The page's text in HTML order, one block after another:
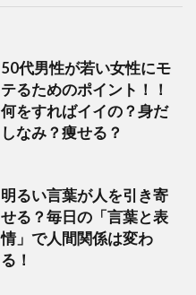
50代男性が若い女性にモ
テるためのポイント！！
何をすればイイの？身だ
しなみ？痩せる？
明るい言葉が人を引き寄
せる？毎日の「言葉と表
情」で人間関係は変わ
る！